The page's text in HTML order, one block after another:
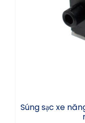
Súng sạc xe
tắc
Súng sạc xe